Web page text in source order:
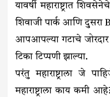
यावर्षी महाराष्ट्रात
शिवाजी पार्क आणि दुसरा
आपआपल्या गटाचे जोरदार
टिका टिप्पणी झाल्या.
परंतु महाराष्ट्राला जे
महाराष्ट्राला काय कमी